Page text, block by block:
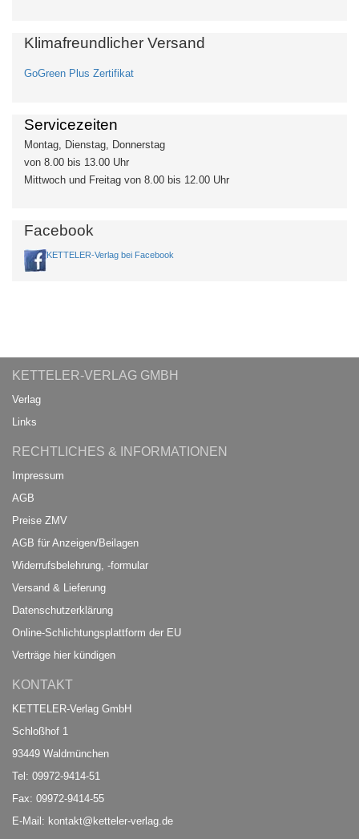
Klimafreundlicher Versand
GoGreen Plus Zertifikat
Servicezeiten
Montag, Dienstag, Donnerstag
von 8.00 bis 13.00 Uhr
Mittwoch und Freitag von 8.00 bis 12.00 Uhr
Facebook
KETTELER-Verlag bei Facebook
KETTELER-VERLAG GMBH
Verlag
Links
RECHTLICHES & INFORMATIONEN
Impressum
AGB
Preise ZMV
AGB für Anzeigen/Beilagen
Widerrufsbelehrung, -formular
Versand & Lieferung
Datenschutzerklärung
Online-Schlichtungsplattform der EU
Verträge hier kündigen
KONTAKT
KETTELER-Verlag GmbH
Schloßhof 1
93449 Waldmünchen
Tel: 09972-9414-51
Fax: 09972-9414-55
E-Mail: kontakt@ketteler-verlag.de